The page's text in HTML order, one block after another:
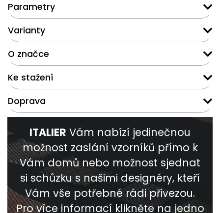
Parametry
Varianty
O značce
Ke stažení
Doprava
ITALIER Vám nabízí jedinečnou
možnost zaslání vzorníků přímo k
Vám domů nebo možnost sjednat
si schůzku s našimi designéry, kteří
Vám vše potřebné rádi přivezou.
Pro více informací klikněte na jedno